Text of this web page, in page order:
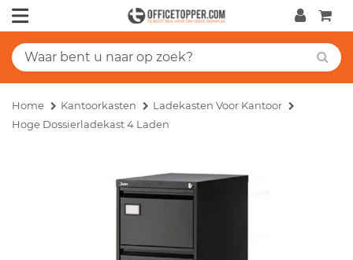
Home Kantoorkasten
Ladekasten Voor Kantoor
Hoge Dossierladekast 4 Laden